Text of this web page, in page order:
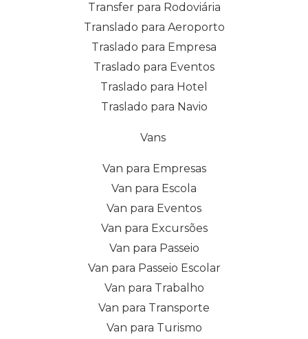
Transfer para Rodoviária
Translado para Aeroporto
Traslado para Empresa
Traslado para Eventos
Traslado para Hotel
Traslado para Navio
Vans
Van para Empresas
Van para Escola
Van para Eventos
Van para Excursões
Van para Passeio
Van para Passeio Escolar
Van para Trabalho
Van para Transporte
Van para Turismo